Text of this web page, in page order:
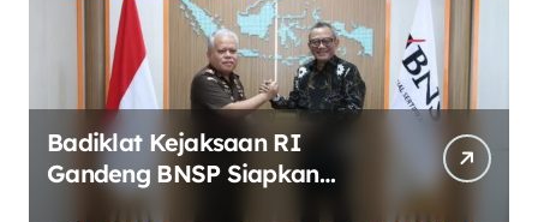
Badiklat Kejaksaan RI
Gandeng BNSP Siapkan
Sertifikasi Profesi Jaksa